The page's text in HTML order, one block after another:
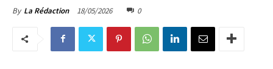
By La Rédaction 18/05/2026 0